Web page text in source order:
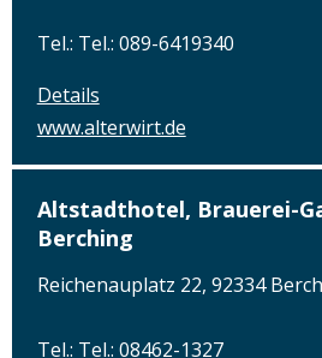
Tel.: Tel.: 089-6419340
Details
www.alterwirt.de
Altstadthotel, Brauerei-
Berching
Reichenauplatz 22, 92334
Tel.: Tel.: 08462-1327